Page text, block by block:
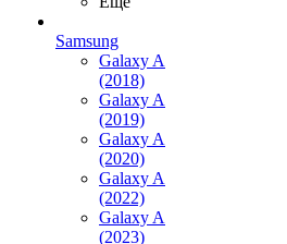
Samsung
Galaxy A
(2018)
Galaxy A
(2019)
Galaxy A
(2020)
Galaxy A
(2022)
Galaxy A
(2023)